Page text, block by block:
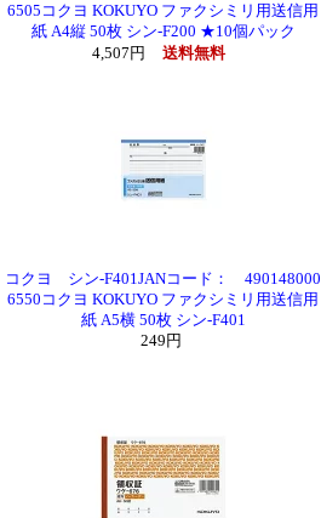
6505コクヨ KOKUYO ファクシミリ用送信用
紙 A4縦 50枚 シン-F200 ★10個パック
4,507円
送料無料
コクヨ シン-F401JANコード： 490148000
6550コクヨ KOKUYO ファクシミリ用送信用
紙 A5横 50枚 シン-F401
249円